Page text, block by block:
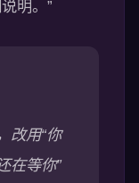
明。”
改用“你
在等你”